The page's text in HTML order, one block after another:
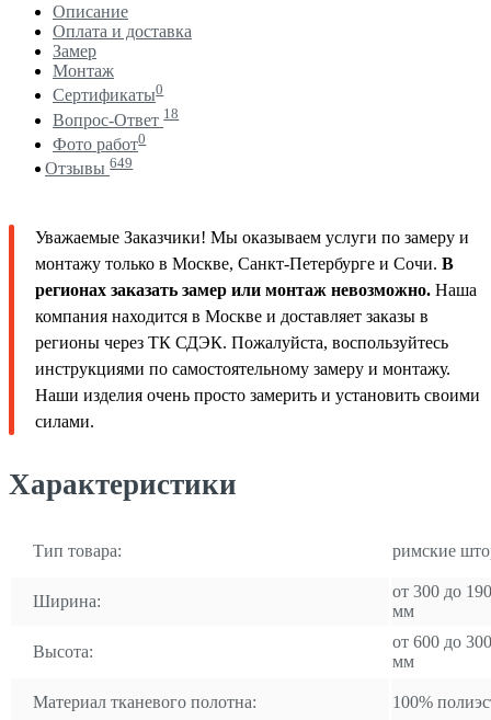
Описание
Оплата и доставка
Замер
Монтаж
Сертификаты0
Вопрос-Ответ 18
Фото работ0
Отзывы 649
Уважаемые Заказчики! Мы оказываем услуги по замеру и
монтажу только в Москве, Санкт-Петербурге и Сочи. В
регионах заказать замер или монтаж невозможно. Наша
компания находится в Москве и доставляет заказы в
регионы через ТК СДЭК. Пожалуйста, воспользуйтесь
инструкциями по самостоятельному замеру и монтажу.
Наши изделия очень просто замерить и установить своими
силами.
Характеристики
Тип товара: римские
Ширина:
от 300 до
мм
Высота:
от 600 до
мм
Материал тканевого полотна: 100%